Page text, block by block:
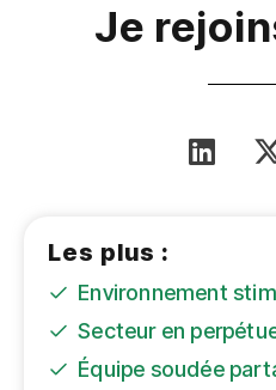
Je
Les plus :
Environnement
Secteur en
Équipe soudée